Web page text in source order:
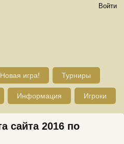
Войти
Новая игра! Турниры
Информация Игроки
сайта 2016 по